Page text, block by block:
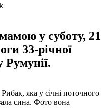
у суботу, 21
33-річної
Румунії.
яка у січні поточного
сина. Фото вона